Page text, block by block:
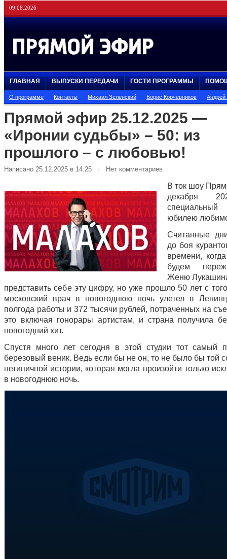
09.08.2026
ГЛАВНАЯ ВЫПУСКИ ПЕРЕДАЧИ ГОСТИ ПРОГРАММЫ
О программе Контакты Михаил Зеленский Борис Корчевников
Прямой эфир 25.12.2025 —
«Иронии судьбы» – 50: из
прошлого – с любовью!
Написано 25.12.2025 в 14:25 · Нет комментариев
В ток шоу
декабря
юбилею
Считанные
до боя
времени,
будем
Женю
представить себе эту цифру, но уже прошло 50 лет с
московский врач в новогоднюю ночь улетел в
полгода работы и 372 тысячи рублей, потраченных на
это включая гонорары артистам, и страна получила
новогодний хит.
Спустя много лет сегодня в этой студии тот самый
березовый веник. Ведь если бы не он, то не было бы той
нетипичной истории, которая могла произойти только
в новогоднюю ночь.